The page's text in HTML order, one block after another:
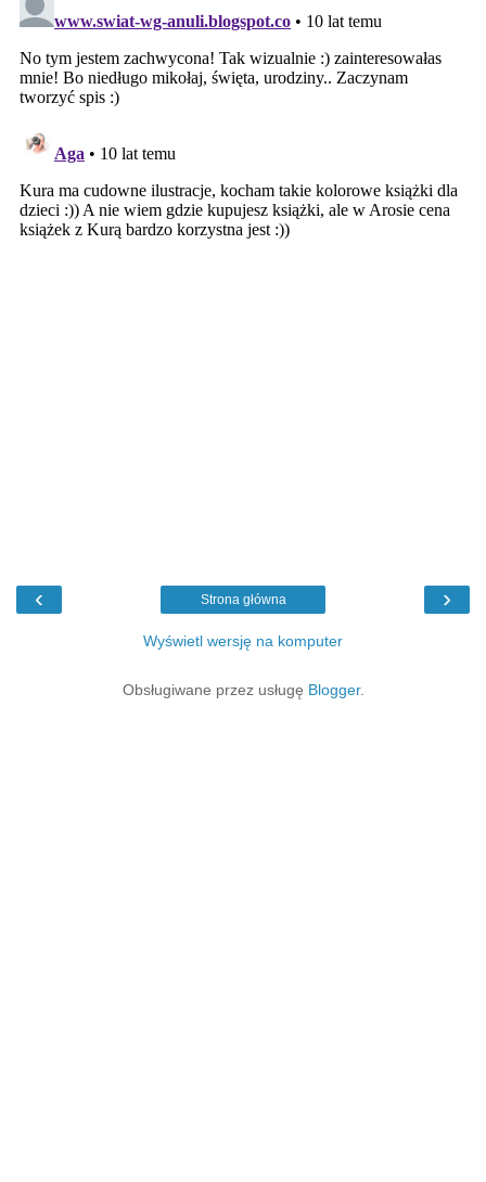
‹ ›
Strona główna
Wyświetl wersję na komputer
Obsługiwane przez usługę Blogger.